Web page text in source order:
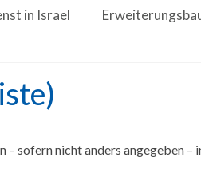
in Israel
– sofern nicht anders angegeben